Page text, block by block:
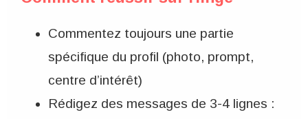
Commentez toujours une partie
spécifique du profil (photo, prompt,
centre d’intérêt)
Rédigez des messages de 3-4 lignes :